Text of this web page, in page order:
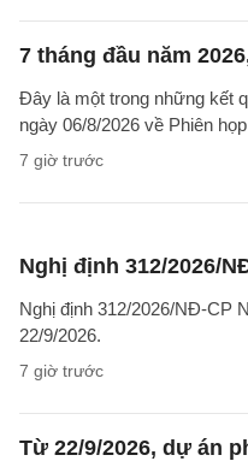
7 tháng đầu năm
Đây là một trong những kết
ngày 06/8/2026 về Phiên
7 giờ trước
Nghị định 312/2026/
Nghị định 312/2026/NĐ-CP
22/9/2026.
7 giờ trước
Từ 22/9/2026, dự án